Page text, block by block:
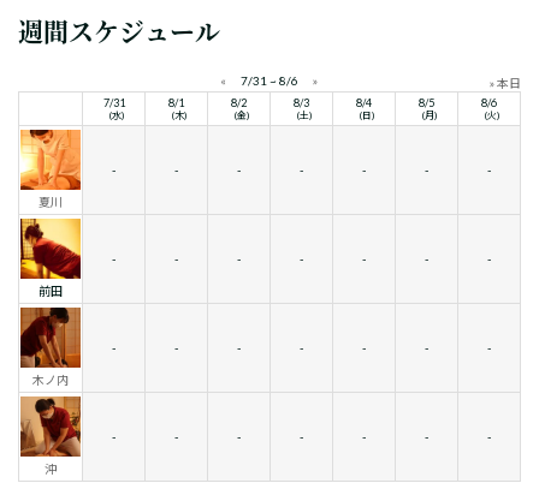
週間スケジュール
« 7/31 ~ 8/6 » » 本日
7/31
(水)
8/1
(木)
8/2
(金)
8/3
(土)
8/4
(日)
8/5
(月)
8/6
(火)
夏川
- - - - - - -
前田
- - - - - - -
木ノ内
- - - - - - -
沖
- - - - - - -